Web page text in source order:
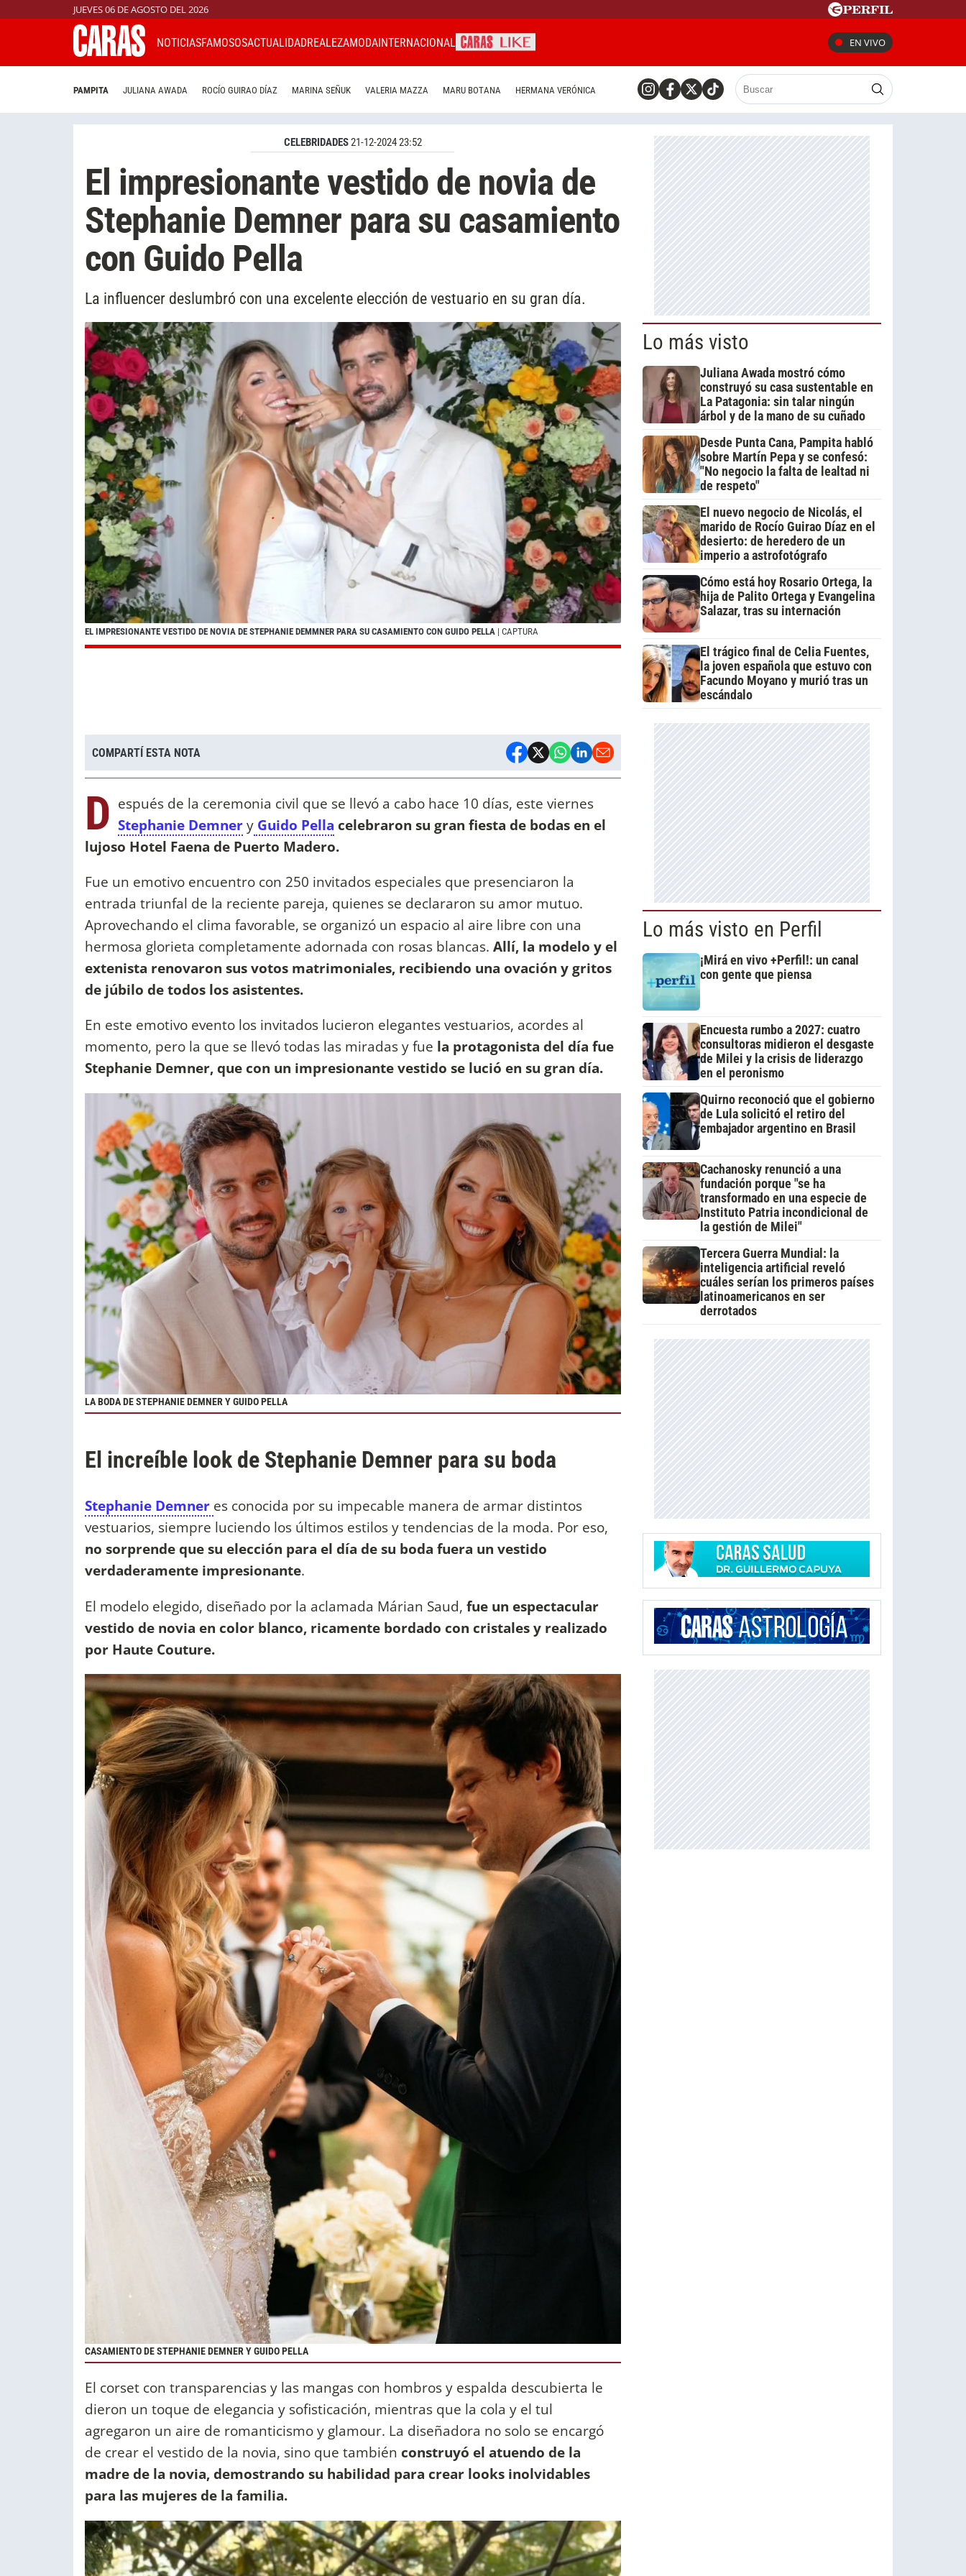
JUEVES 06 DE AGOSTO DEL 2026
NOTICIASFAMOSOSACTUALIDADREALEZAMODAINTERNACIONAL EN VIVO
PAMPITA JULIANA AWADA ROCÍO GUIRAO DÍAZ MARINA SEÑUK VALERIA MAZZA MARU BOTANA HERMANA VERÓNICA
CELEBRIDADES21-12-2024 23:52
El impresionante vestido de novia de
Stephanie Demner para su casamiento
con Guido Pella
La influencer deslumbró con una excelente elección de vestuario en su gran día.
EL IMPRESIONANTE VESTIDO DE NOVIA DE STEPHANIE DEMMNER PARA SU CASAMIENTO CON GUIDO PELLA | CAPTURA
COMPARTÍ ESTA NOTA
D espués de la ceremonia civil que se llevó a cabo hace 10 días, este viernes
Stephanie Demnery Guido Pella celebraron su gran fiesta de bodas en el
lujoso Hotel Faena de Puerto Madero.
Fue un emotivo encuentro con 250 invitados especiales que presenciaron la
entrada triunfal de la reciente pareja, quienes se declararon su amor mutuo.
Aprovechando el clima favorable, se organizó un espacio al aire libre con una
hermosa glorieta completamente adornada con rosas blancas. Allí, la modelo y el
extenista renovaron sus votos matrimoniales, recibiendo una ovación y gritos
de júbilo de todos los asistentes.
En este emotivo evento los invitados lucieron elegantes vestuarios, acordes al
momento, pero la que se llevó todas las miradas y fue la protagonista del día fue
Stephanie Demner, que con un impresionante vestido se lució en su gran día.
LA BODA DE STEPHANIE DEMNER Y GUIDO PELLA
El increíble look de Stephanie Demner para su boda
Stephanie Demner es conocida por su impecable manera de armar distintos
vestuarios, siempre luciendo los últimos estilos y tendencias de la moda. Por eso,
no sorprende que su elección para el día de su boda fuera un vestido
verdaderamente impresionante.
El modelo elegido, diseñado por la aclamada Márian Saud, fue un espectacular
vestido de novia en color blanco, ricamente bordado con cristales y realizado
por Haute Couture.
CASAMIENTO DE STEPHANIE DEMNER Y GUIDO PELLA
El corset con transparencias y las mangas con hombros y espalda descubierta le
dieron un toque de elegancia y sofisticación, mientras que la cola y el tul
agregaron un aire de romanticismo y glamour. La diseñadora no solo se encargó
de crear el vestido de la novia, sino que también construyó el atuendo de la
madre de la novia, demostrando su habilidad para crear looks inolvidables
para las mujeres de la familia.
Lo más visto
Juliana Awada mostró cómo
construyó su casa sustentable en
La Patagonia: sin talar ningún
árbol y de la mano de su cuñado
Desde Punta Cana, Pampita habló
sobre Martín Pepa y se confesó:
"No negocio la falta de lealtad ni
de respeto"
El nuevo negocio de Nicolás, el
marido de Rocío Guirao Díaz en el
desierto: de heredero de un
imperio a astrofotógrafo
Cómo está hoy Rosario Ortega, la
hija de Palito Ortega y Evangelina
Salazar, tras su internación
El trágico final de Celia Fuentes,
la joven española que estuvo con
Facundo Moyano y murió tras un
escándalo
Lo más visto en Perfil
¡Mirá en vivo +Perfil!: un canal
con gente que piensa
Encuesta rumbo a 2027: cuatro
consultoras midieron el desgaste
de Milei y la crisis de liderazgo
en el peronismo
Quirno reconoció que el gobierno
de Lula solicitó el retiro del
embajador argentino en Brasil
Cachanosky renunció a una
fundación porque "se ha
transformado en una especie de
Instituto Patria incondicional de
la gestión de Milei"
Tercera Guerra Mundial: la
inteligencia artificial reveló
cuáles serían los primeros países
latinoamericanos en ser
derrotados